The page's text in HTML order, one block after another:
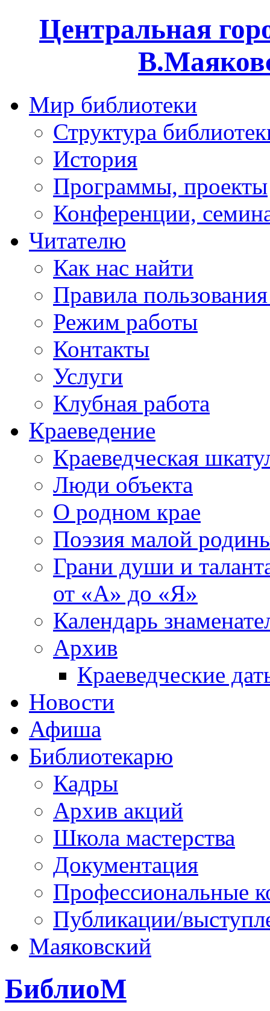
Центральная
Мир библиотеки
Структура
История
Программы, проекты
Конференции,
Читателю
Как нас найти
Правила
Режим работы
Контакты
Услуги
Клубная работа
Краеведение
Краеведческая
Люди объекта
О родном крае
Поэзия малой
Грани души и
от «А» до «Я»
Календарь
Архив
Краеведческие
Новости
Афиша
Библиотекарю
Кадры
Архив акций
Школа мастерства
Документация
Профессиональные
Публикации/
Маяковский
БиблиоМ